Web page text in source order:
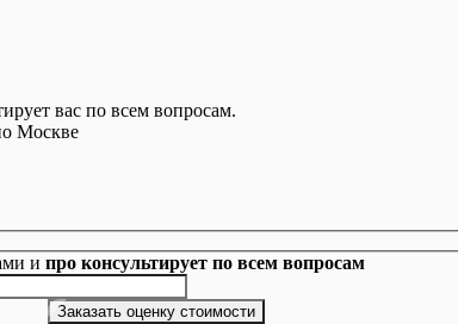
вас по всем вопросам.
Москве
и про консультирует по всем вопросам